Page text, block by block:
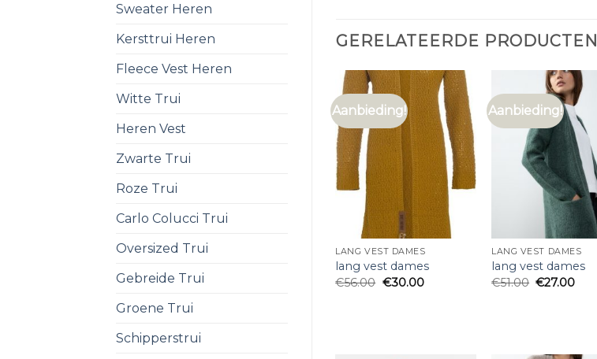
Sweater Heren
Kersttrui Heren
Fleece Vest Heren
Witte Trui
Heren Vest
Zwarte Trui
Roze Trui
Carlo Colucci Trui
Oversized Trui
Gebreide Trui
Groene Trui
Schipperstrui
GERELATEERDE PRODUCTEN
Aanbieding!
LANG VEST DAMES
lang vest dames
€56.00 €30.00
Aanbieding!
LANG VEST DAMES
lang vest dames
€51.00 €27.00